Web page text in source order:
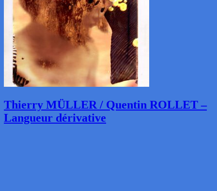
Thierry MÜLLER / Quentin ROLLET –
Langueur dérivative